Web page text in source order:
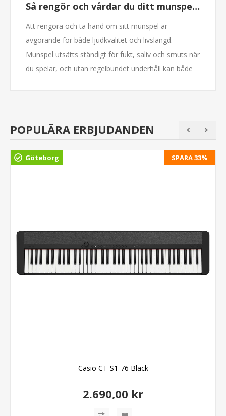
Så rengör och vårdar du ditt munspel – komplett guide för längre livslängd
Att rengöra och ta hand om sitt munspel är
avgörande för både ljudkvalitet och livslängd.
Munspel utsätts ständigt för fukt, saliv och smuts när
du spelar, och utan regelbundet underhåll kan både
POPULÄRA ERBJUDANDEN
SPARA 33%
Göteborg
Casio CT-S1-76 Black
2.690,00 kr